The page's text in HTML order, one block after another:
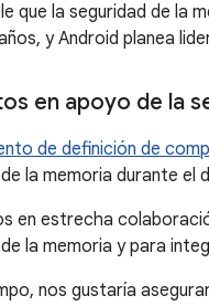
que la seguridad de la
y Android planea
en apoyo de la
de definición de
la memoria durante el
en estrecha
la memoria y para
nos gustaría